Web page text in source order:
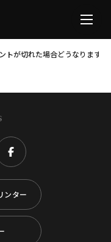
トが切れた場合どうなりますか
ンター